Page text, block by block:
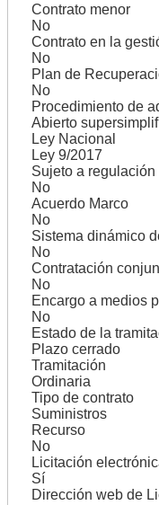
Contrato menor
No
Contrato en la
No
Plan de
No
Procedimiento de
Abierto
Ley Nacional
Ley 9/2017
Sujeto a regulación
No
Acuerdo Marco
No
Sistema dinámico
No
Contratación
No
Encargo a medios
No
Estado de la
Plazo cerrado
Tramitación
Ordinaria
Tipo de contrato
Suministros
Recurso
No
Licitación
Sí
Dirección web de